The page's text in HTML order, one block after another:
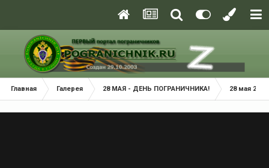
Главная Галерея 28 МАЯ - ДЕНЬ ПОГРАНИЧНИКА! 28 мая